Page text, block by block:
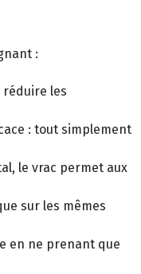
:
réduire les
: tout simplement
le vrac permet aux
sur les mêmes
en ne prenant que